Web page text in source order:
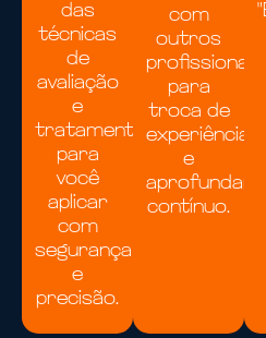
das
técnicas
de
avaliação
e
tratamento,
para
você
aplicar
com
segurança
e
precisão.
com
outros
profissionais
para
troca de
experiências
e
contínuo.